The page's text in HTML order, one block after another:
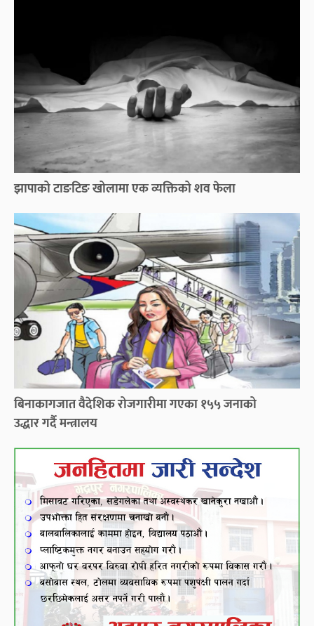
झापाको टाङटिङ खोलामा एक व्यक्तिको शव फेला
बिनाकागजात वैदेशिक रोजगारीमा गएका १५५ जनाको
उद्धार गर्दै मन्त्रालय